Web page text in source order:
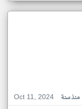
Oct 11, 2024
منذ سنة